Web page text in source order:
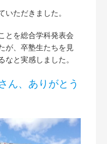
いただきました。
とを総合学科発表会
が、卒塾生たちを見
と実感しました。
ん、ありがとう